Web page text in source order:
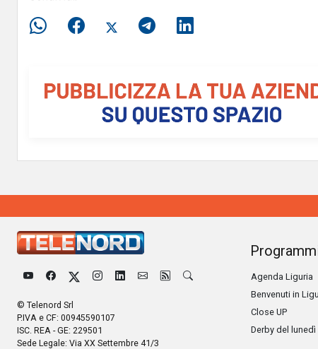
© Telenord Srl
P.IVA e CF: 00945590107
ISC. REA - GE: 229501
Sede Legale: Via XX Settembre 41/3
Agenda Liguria
Benvenuti in
Close UP
Derby del lunedì